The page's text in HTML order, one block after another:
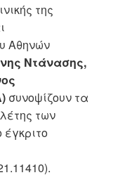
της
Αθηνών
Ντάνασης,
συνοψίζουν τα
των